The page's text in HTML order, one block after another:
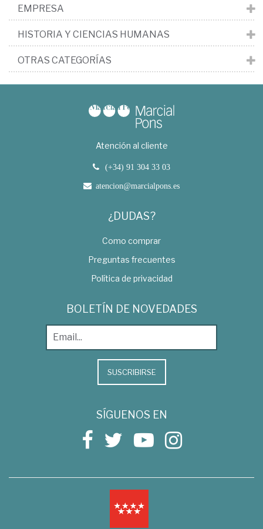
EMPRESA
HISTORIA Y CIENCIAS HUMANAS
OTRAS CATEGORÍAS
Atención al cliente
(+34) 91 304 33 03
atencion@marcialpons.es
¿DUDAS?
Como comprar
Preguntas frecuentes
Política de privacidad
BOLETÍN DE NOVEDADES
SUSCRIBIRSE
SÍGUENOS EN